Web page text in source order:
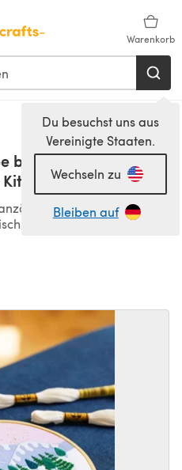
Warenkorb
Du besuchst uns aus
Vereinigte Staaten.
Wechseln zu
Bleiben auf
by Georgie K. Emery
Deutsch,